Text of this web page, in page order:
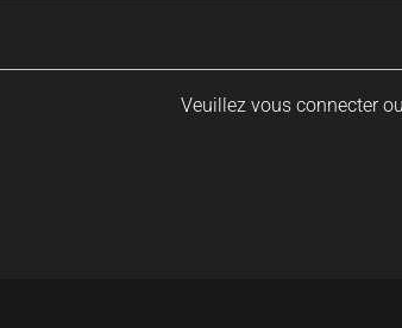
Veuillez vous connecter